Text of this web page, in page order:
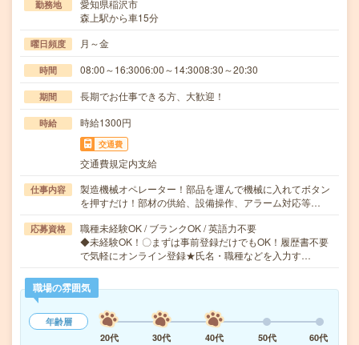
勤務地
愛知県稲沢市
森上駅から車15分
曜日頻度 月～金
時間 08:00～16:3006:00～14:3008:30～20:30
期間 長期でお仕事できる方、大歓迎！
時給 時給1300円
交通費
交通費規定内支給
仕事内容
製造機械オペレーター！部品を運んで機械に入れてボタン
を押すだけ！部材の供給、設備操作、アラーム対応等…
応募資格
職種未経験OK / ブランクOK / 英語力不要
◆未経験OK！〇まずは事前登録だけでもOK！履歴書不要
で気軽にオンライン登録★氏名・職種などを入力す…
職場の雰囲気
年齢層
20代
30代 40代 50代 60代